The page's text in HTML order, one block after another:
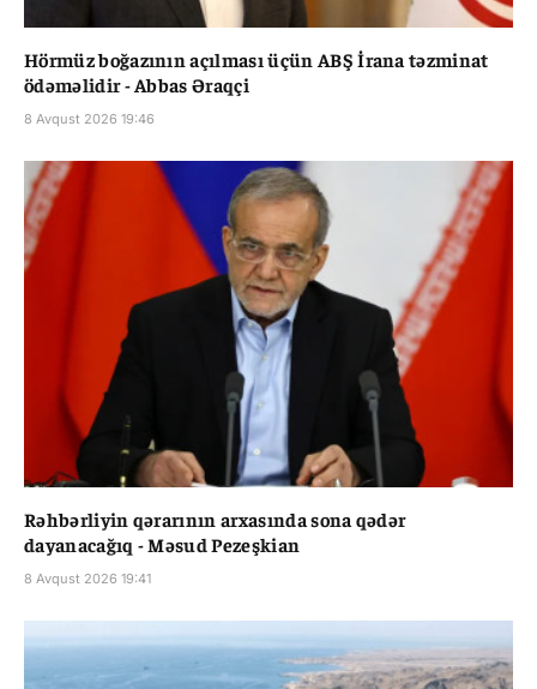
Hörmüz boğazının açılması üçün ABŞ İrana təzminat
ödəməlidir - Abbas Əraqçi
8 Avqust 2026 19:46
Rəhbərliyin qərarının arxasında sona qədər
dayanacağıq - Məsud Pezeşkian
8 Avqust 2026 19:41